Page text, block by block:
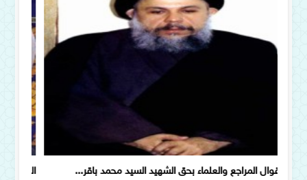
أقوال المراجع والعلماء بحق الشهيد السيد محمد باقر...